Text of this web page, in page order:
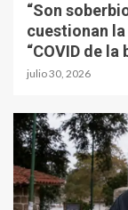
“Son
cuestionan
“COVID de la
julio 30, 2026